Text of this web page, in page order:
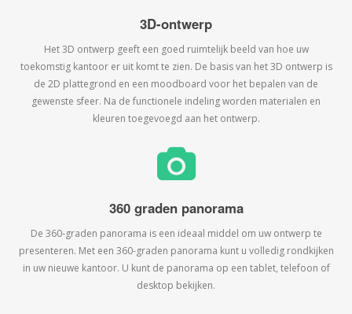
3D-ontwerp
Het 3D ontwerp geeft een goed ruimtelijk beeld van hoe uw
toekomstig kantoor er uit komt te zien. De basis van het 3D ontwerp is
de 2D plattegrond en een moodboard voor het bepalen van de
gewenste sfeer. Na de functionele indeling worden materialen en
kleuren toegevoegd aan het ontwerp.
360 graden panorama
De 360-graden panorama is een ideaal middel om uw ontwerp te
presenteren. Met een 360-graden panorama kunt u volledig rondkijken
in uw nieuwe kantoor. U kunt de panorama op een tablet, telefoon of
desktop bekijken.